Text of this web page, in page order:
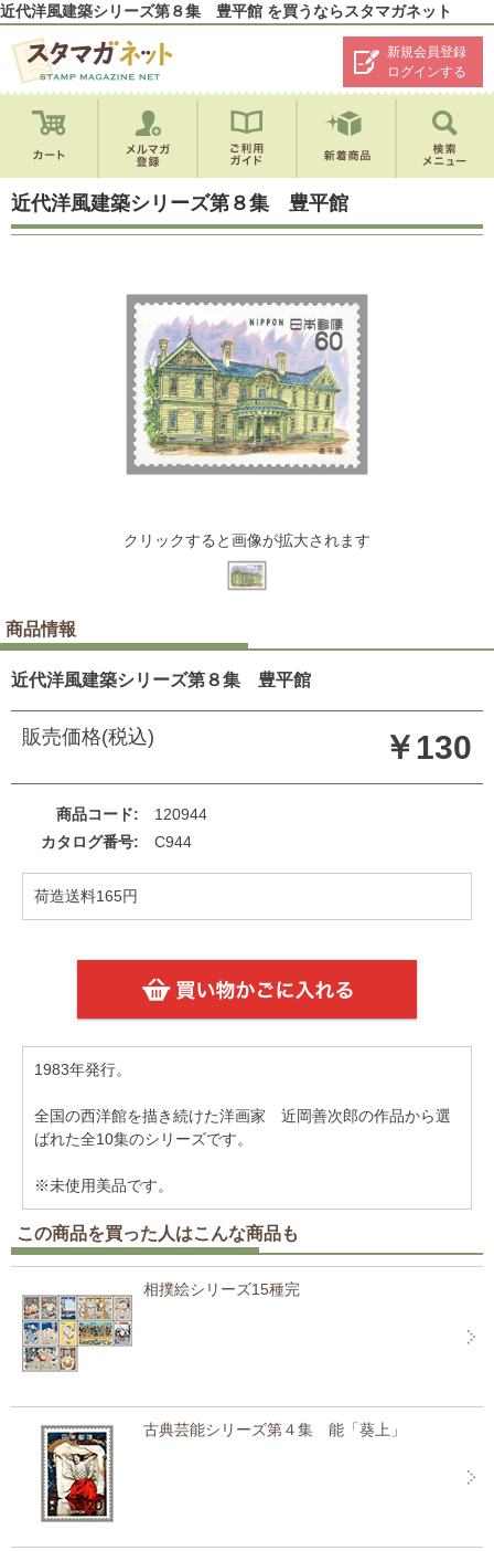
近代洋風建築シリーズ第８集 豊平館 を買うならスタマガネット
新規会員登録
ログインする
近代洋風建築シリーズ第８集 豊平館
クリックすると画像が拡大されます
商品情報
近代洋風建築シリーズ第８集 豊平館
販売価格(税込) ￥130
商品コード
120944
カタログ番号
C944
荷造送料165円
1983年発行。
全国の西洋館を描き続けた洋画家 近岡善次郎の作品から選
ばれた全10集のシリーズです。
※未使用美品です。
この商品を買った人はこんな商品も
相撲絵シリーズ15種完
古典芸能シリーズ第４集 能「葵上」